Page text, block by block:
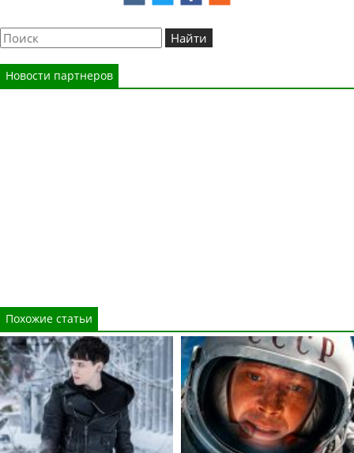
Новости партнеров
Похожие статьи